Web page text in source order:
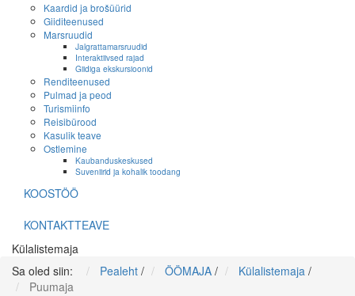
Kaardid ja brošüürid
Giiditeenused
Marsruudid
Jalgrattamarsruudid
Interaktiivsed rajad
Giidiga ekskursioonid
Renditeenused
Pulmad ja peod
Turismiinfo
Reisibürood
Kasulik teave
Ostlemine
Kaubanduskeskused
Suveniirid ja kohalik toodang
KOOSTÖÖ
KONTAKTTEAVE
Külalistemaja
Sa oled siin:
Pealeht / ÖÖMAJA / Külalistemaja /
Puumaja